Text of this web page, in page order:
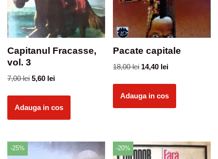
Capitanul Fracasse,
vol. 3
7,00lei 5,60 lei
Adauga in cos
Pacate capitale
18,00lei 14,40 lei
Adauga in cos
-25% -20%